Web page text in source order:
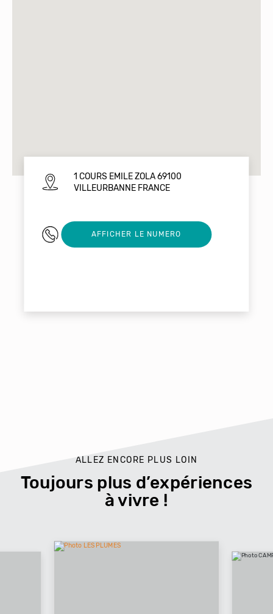
1 COURS EMILE ZOLA 69100
VILLEURBANNE FRANCE
09 80 42 54 34
AFFICHER LE NUMERO
ALLEZ ENCORE PLUS LOIN
Toujours plus d’expériences
à vivre !